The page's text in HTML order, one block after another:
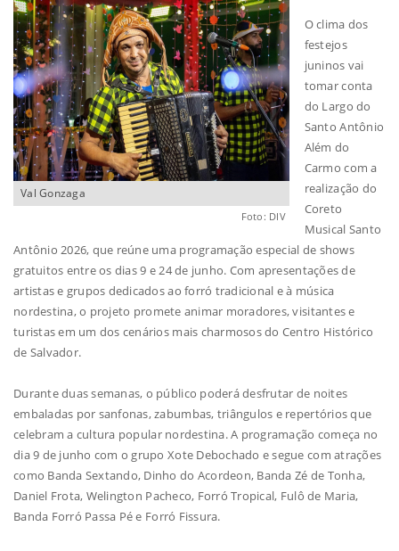
Val Gonzaga
Foto: DIV
O clima dos
festejos
juninos vai
tomar conta
do Largo do
Santo Antônio
Além do
Carmo com a
realização do
Coreto
Musical Santo
Antônio 2026, que reúne uma programação especial de shows
gratuitos entre os dias 9 e 24 de junho. Com apresentações de
artistas e grupos dedicados ao forró tradicional e à música
nordestina, o projeto promete animar moradores, visitantes e
turistas em um dos cenários mais charmosos do Centro Histórico
de Salvador.
Durante duas semanas, o público poderá desfrutar de noites
embaladas por sanfonas, zabumbas, triângulos e repertórios que
celebram a cultura popular nordestina. A programação começa no
dia 9 de junho com o grupo Xote Debochado e segue com atrações
como Banda Sextando, Dinho do Acordeon, Banda Zé de Tonha,
Daniel Frota, Welington Pacheco, Forró Tropical, Fulô de Maria,
Banda Forró Passa Pé e Forró Fissura.